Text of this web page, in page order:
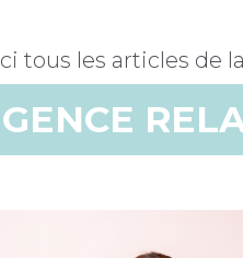
tous les articles de